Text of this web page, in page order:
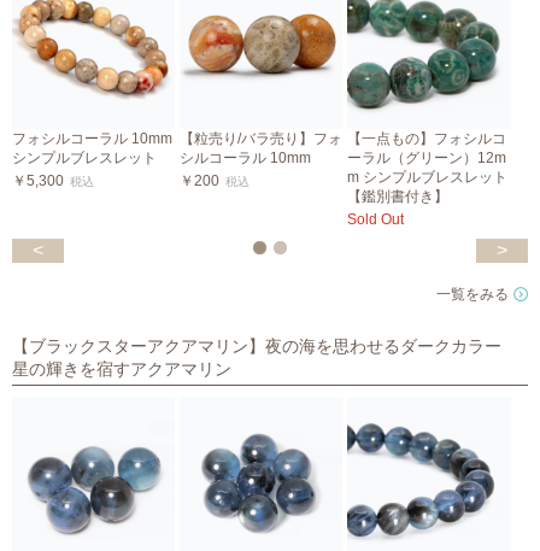
フォシルコーラル 10mm
シンプルブレスレット
￥5,300 税込
【粒売り/バラ売り】フォ
シルコーラル 10mm
￥200 税込
【一点もの】フォシルコ
ーラル（グリーン）12m
m シンプルブレスレット
【鑑別書付き】
Sold Out
< >
一覧をみる
【ブラックスターアクアマリン】夜の海を思わせるダークカラー
星の輝きを宿すアクアマリン